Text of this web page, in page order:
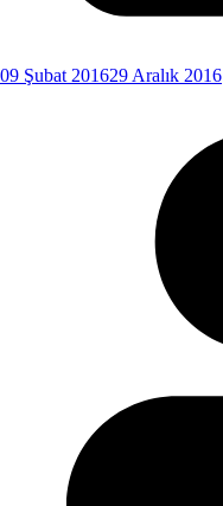
09 Şubat 201629 Aralık 2016